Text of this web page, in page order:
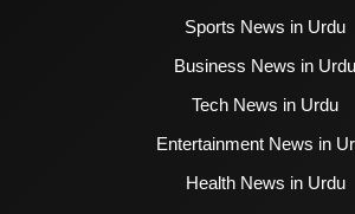
Sports News in Urdu
Business News in Urdu
Tech News in Urdu
Entertainment News in
Health News in Urdu